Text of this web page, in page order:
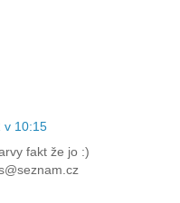
v 10:15
fakt že jo :)